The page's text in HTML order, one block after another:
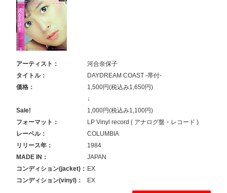
アーティスト：
河合奈保子
タイトル：
DAYDREAM COAST -帯付-
価格：
1,500円(税込み1,650円)
↓
Sale!
1,000円(税込み1,100円)
フォーマット：
LP Vinyl record ( アナログ盤・レコード )
レーベル：
COLUMBIA
リリース年：
1984
MADE IN：
JAPAN
コンディション(jacket)： EX
コンディション(vinyl)：
EX